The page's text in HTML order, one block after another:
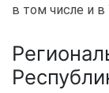
в том числе и в